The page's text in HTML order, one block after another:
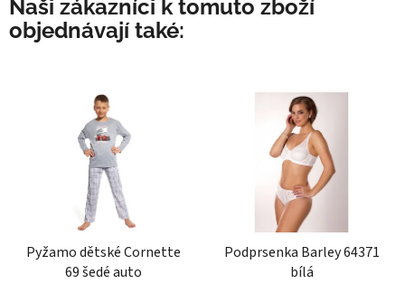
Naši zákazníci k tomuto zboží
objednávají také:
Pyžamo dětské Cornette
69 šedé auto
Podprsenka Barley 64371
bílá